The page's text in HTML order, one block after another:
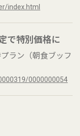
index.html
で特別価格に
ラン（朝食ブッフ
0000000054